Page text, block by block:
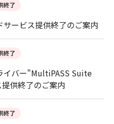
終了
ービス提供終了のご案内
終了
イバー"MultiPASS Suite
供終了のご案内
終了